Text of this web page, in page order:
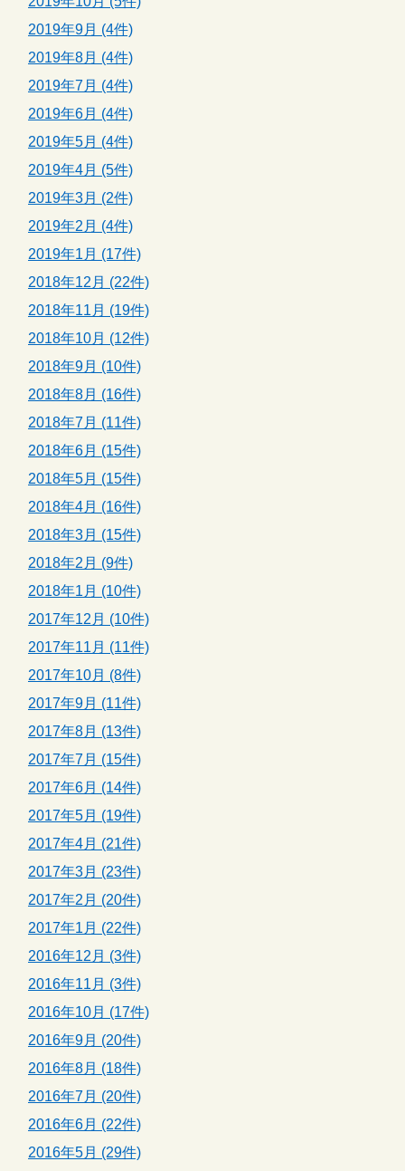
2019年9月 (4件)
2019年8月 (4件)
2019年7月 (4件)
2019年6月 (4件)
2019年5月 (4件)
2019年4月 (5件)
2019年3月 (2件)
2019年2月 (4件)
2019年1月 (17件)
2018年12月 (22件)
2018年11月 (19件)
2018年10月 (12件)
2018年9月 (10件)
2018年8月 (16件)
2018年7月 (11件)
2018年6月 (15件)
2018年5月 (15件)
2018年4月 (16件)
2018年3月 (15件)
2018年2月 (9件)
2018年1月 (10件)
2017年12月 (10件)
2017年11月 (11件)
2017年10月 (8件)
2017年9月 (11件)
2017年8月 (13件)
2017年7月 (15件)
2017年6月 (14件)
2017年5月 (19件)
2017年4月 (21件)
2017年3月 (23件)
2017年2月 (20件)
2017年1月 (22件)
2016年12月 (3件)
2016年11月 (3件)
2016年10月 (17件)
2016年9月 (20件)
2016年8月 (18件)
2016年7月 (20件)
2016年6月 (22件)
2016年5月 (29件)